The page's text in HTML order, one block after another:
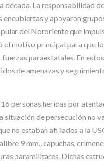
La responsabilidad
encubiertas y apoyaron
del Nororiente que
el motivo principal para que
paraestatales. En
de amenazas y
personas heridas por
situación de persecución no
no estaban afiliados a la
9 mm., capuchas,
paramilitares. Dichas